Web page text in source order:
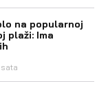
na popularnoj
plaži: Ima